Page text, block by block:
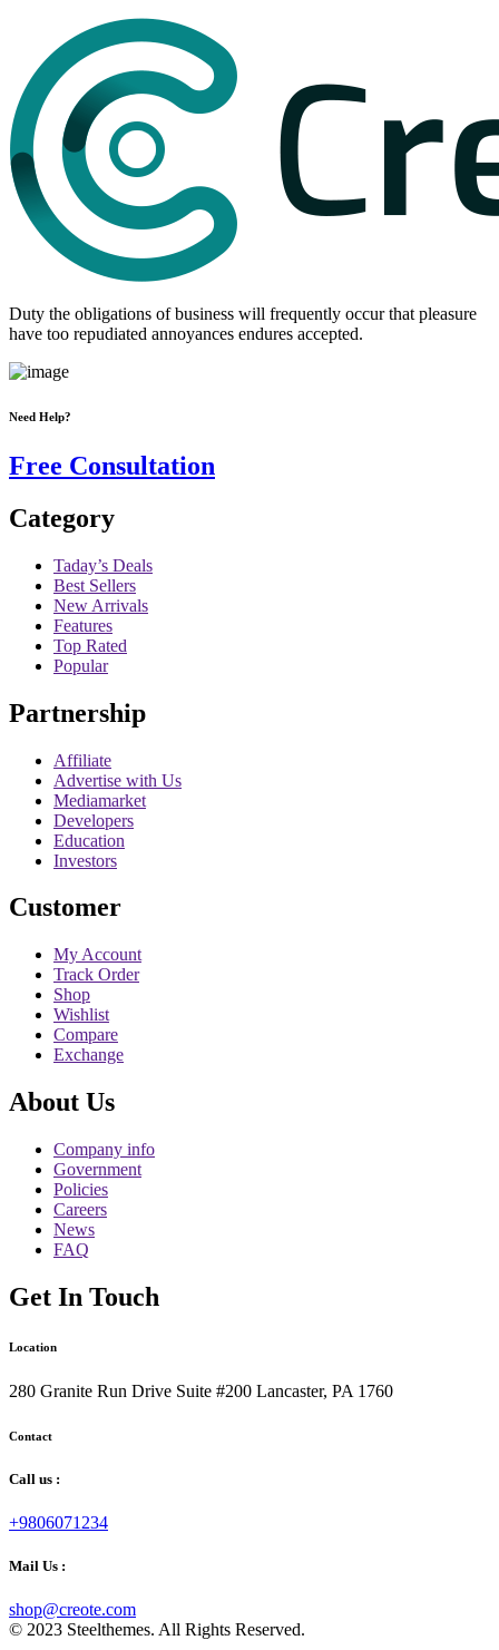
Duty the obligations of business will frequently occur that pleasure
have too repudiated annoyances endures accepted.
Need Help?
Free Consultation
Category
Taday’s Deals
Best Sellers
New Arrivals
Features
Top Rated
Popular
Partnership
Affiliate
Advertise with Us
Mediamarket
Developers
Education
Investors
Customer
My Account
Track Order
Shop
Wishlist
Compare
Exchange
About Us
Company info
Government
Policies
Careers
News
FAQ
Get In Touch
Location
280 Granite Run Drive Suite #200 Lancaster, PA 1760
Contact
Call us :
+9806071234
Mail Us :
shop@creote.com
© 2023 Steelthemes. All Rights Reserved.